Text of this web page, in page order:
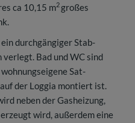
ca 10,15 m2 großes
durchgängiger Stab-
Bad und WC sind
Sat-
der Loggia montiert ist.
neben der Gasheizung,
wird, außerdem eine